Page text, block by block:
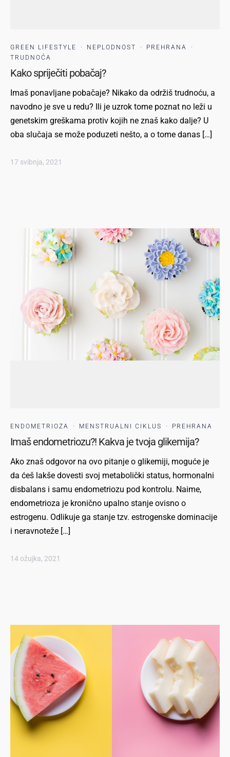
GREEN LIFESTYLE · NEPLODNOST · PREHRANA
·
TRUDNOĆA
Kako spriječiti pobačaj?
Imaš ponavljane pobačaje? Nikako da održiš trudnoću, a
navodno je sve u redu? Ili je uzrok tome poznat no leži u
genetskim greškama protiv kojih ne znaš kako dalje? U
oba slučaja se može poduzeti nešto, a o tome danas […]
17 svibnja, 2021
ENDOMETRIOZA · MENSTRUALNI CIKLUS · PREHRANA
Imaš endometriozu?! Kakva je tvoja glikemija?
Ako znaš odgovor na ovo pitanje o glikemiji, moguće je
da ćeš lakše dovesti svoj metabolički status, hormonalni
disbalans i samu endometriozu pod kontrolu. Naime,
endometrioza je kronično upalno stanje ovisno o
estrogenu. Odlikuje ga stanje tzv. estrogenske dominacije
i neravnoteže […]
14 ožujka, 2021